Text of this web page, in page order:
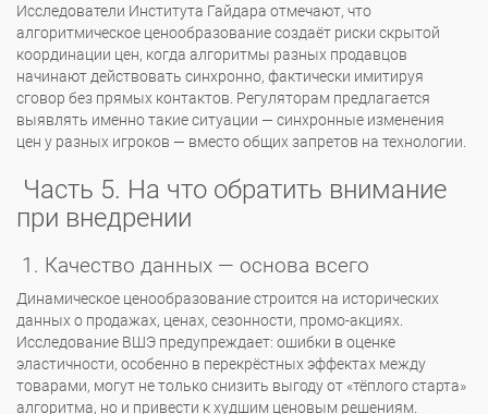
Исследователи Института Гайдара отмечают, что
алгоритмическое ценообразование создаёт риски скрытой
координации цен, когда алгоритмы разных продавцов
начинают действовать синхронно, фактически имитируя
сговор без прямых контактов. Регуляторам предлагается
выявлять именно такие ситуации — синхронные изменения
цен у разных игроков — вместо общих запретов на технологии.
Часть 5. На что обратить внимание
при внедрении
1. Качество данных — основа всего
Динамическое ценообразование строится на исторических
данных о продажах, ценах, сезонности, промо-акциях.
Исследование ВШЭ предупреждает: ошибки в оценке
эластичности, особенно в перекрёстных эффектах между
товарами, могут не только снизить выгоду от «тёплого старта»
алгоритма, но и привести к худшим ценовым решениям.